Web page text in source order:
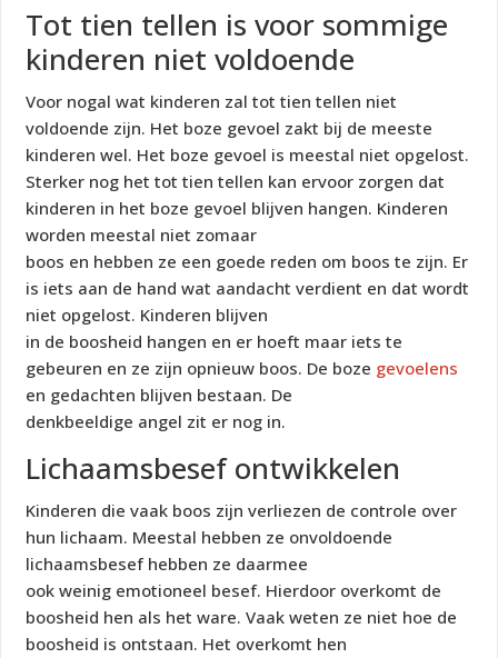
Tot tien tellen is voor sommige
kinderen niet voldoende
Voor nogal wat kinderen zal tot tien tellen niet
voldoende zijn. Het boze gevoel zakt bij de meeste
kinderen wel. Het boze gevoel is meestal niet opgelost.
Sterker nog het tot tien tellen kan ervoor zorgen dat
kinderen in het boze gevoel blijven hangen. Kinderen
worden meestal niet zomaar
boos en hebben ze een goede reden om boos te zijn. Er
is iets aan de hand wat aandacht verdient en dat wordt
niet opgelost. Kinderen blijven
in de boosheid hangen en er hoeft maar iets te
gebeuren en ze zijn opnieuw boos. De boze gevoelens
en gedachten blijven bestaan. De
denkbeeldige angel zit er nog in.
Lichaamsbesef ontwikkelen
Kinderen die vaak boos zijn verliezen de controle over
hun lichaam. Meestal hebben ze onvoldoende
lichaamsbesef hebben ze daarmee
ook weinig emotioneel besef. Hierdoor overkomt de
boosheid hen als het ware. Vaak weten ze niet hoe de
boosheid is ontstaan. Het overkomt hen